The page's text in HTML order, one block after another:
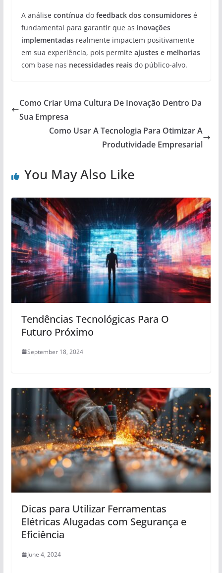
A análise contínua do feedback dos consumidoresé
fundamental para garantir que as inovações
implementadasrealmente impactem positivamente
em sua experiência, pois permite ajustes e melhorias
com base nas necessidades reaisdo público-alvo.
Como Criar Uma Cultura De Inovação Dentro Da
Sua Empresa
Como Usar A Tecnologia Para Otimizar A
Produtividade Empresarial
You May Also Like
Tendências Tecnológicas Para O
Futuro Próximo
September 18, 2024
Dicas para Utilizar Ferramentas
Elétricas Alugadas com Segurança e
Eficiência
June 4, 2024